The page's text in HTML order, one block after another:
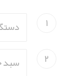
۱
۲ سبد